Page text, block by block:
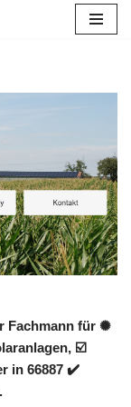
Fachmann für ✺
☑️
in 66887 ✔️